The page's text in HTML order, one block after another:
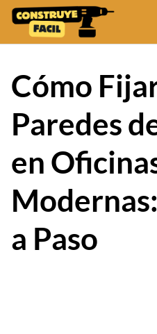
Skip
content
Cómo
Paredes
en
a Paso